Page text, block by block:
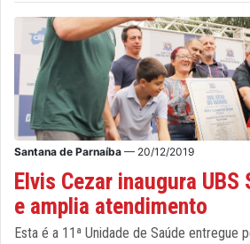
Santana de Parnaíba — 20/12/2019
Elvis Cezar inaugura
e amplia atendimento
Esta é a 11ª Unidade de Saúde entregue